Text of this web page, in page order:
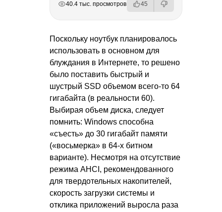
40.4 тыс. просмотров 45
Поскольку ноутбук планировалось
использовать в основном для
блуждания в Интернете, то решено
было поставить быстрый и
шустрый SSD объемом всего-то 64
гигабайта (в реальности 60).
Выбирая объем диска, следует
помнить: Windows способна
«съесть» до 30 гигабайт памяти
(«восьмерка» в 64-х битном
варианте). Несмотря на отсутствие
режима AHCI, рекомендованного
для твердотельных накопителей,
скорость загрузки системы и
отклика приложений выросла раза